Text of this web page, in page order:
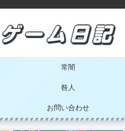
常闇
咎人
お問い合わせ